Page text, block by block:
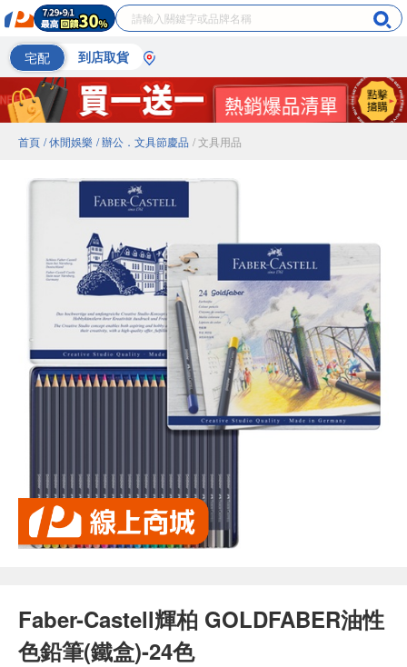
宅配 到店取貨
首頁 / 休閒娛樂 / 辦公．文具節慶品 / 文具用品
Faber-Castell輝柏 GOLDFABER油性
色鉛筆(鐵盒)-24色